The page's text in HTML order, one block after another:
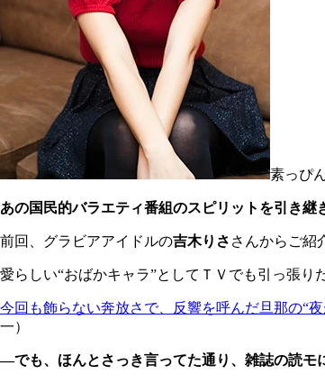
素っぴ
あの国民的バラエティ番組のスピリットを引き継
前回、グラビアアイドルの吉木りさ さんからご紹
愛らしい“おばかキャラ”としてＴＶでも引っ張
今回も飾らない奔放さで、反響を呼んだ旦那の“
一）
―でも、ほんとさっき言ってた通り、雑誌の読モ